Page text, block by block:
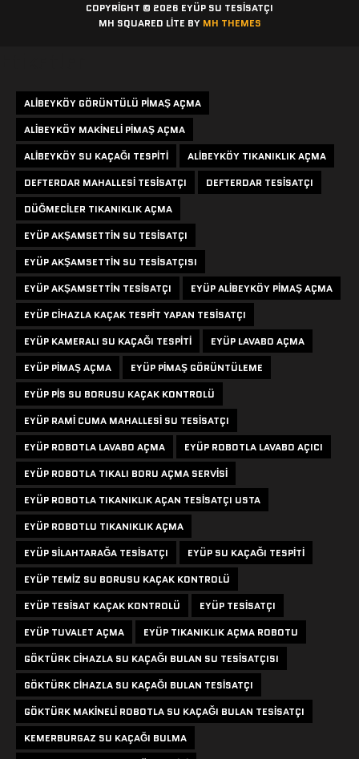
COPYRIGHT © 2026 EYÜP SU TESISATÇI
MH SQUARED LITE BY MH THEMES
ALIBEYKÖY GÖRÜNTÜLÜ PIMAŞ AÇMA
ALIBEYKÖY MAKINELI PIMAŞ AÇMA
ALIBEYKÖY SU KAÇAĞI TESPITI
ALIBEYKÖY TIKANIKLIK AÇMA
DEFTERDAR MAHALLESI TESISATÇI
DEFTERDAR TESISATÇI
DÜĞMECILER TIKANIKLIK AÇMA
EYÜP AKŞAMSETTIN SU TESISATÇI
EYÜP AKŞAMSETTIN SU TESISATÇISI
EYÜP AKŞAMSETTIN TESISATÇI
EYÜP ALIBEYKÖY PIMAŞ AÇMA
EYÜP CIHAZLA KAÇAK TESPIT YAPAN TESISATÇI
EYÜP KAMERALI SU KAÇAĞI TESPITI
EYÜP LAVABO AÇMA
EYÜP PIMAŞ AÇMA
EYÜP PIMAŞ GÖRÜNTÜLEME
EYÜP PIS SU BORUSU KAÇAK KONTROLÜ
EYÜP RAMI CUMA MAHALLESI SU TESISATÇI
EYÜP ROBOTLA LAVABO AÇMA
EYÜP ROBOTLA LAVABO AÇICI
EYÜP ROBOTLA TIKALI BORU AÇMA SERVISI
EYÜP ROBOTLA TIKANIKLIK AÇAN TESISATÇI USTA
EYÜP ROBOTLU TIKANIKLIK AÇMA
EYÜP SILAHTARAĞA TESISATÇI
EYÜP SU KAÇAĞI TESPITI
EYÜP TEMIZ SU BORUSU KAÇAK KONTROLÜ
EYÜP TESISAT KAÇAK KONTROLÜ
EYÜP TESISATÇI
EYÜP TUVALET AÇMA
EYÜP TIKANIKLIK AÇMA ROBOTU
GÖKTÜRK CIHAZLA SU KAÇAĞI BULAN SU TESISATÇISI
GÖKTÜRK CIHAZLA SU KAÇAĞI BULAN TESISATÇI
GÖKTÜRK MAKINELI ROBOTLA SU KAÇAĞI BULAN TESISATÇI
KEMERBURGAZ SU KAÇAĞI BULMA